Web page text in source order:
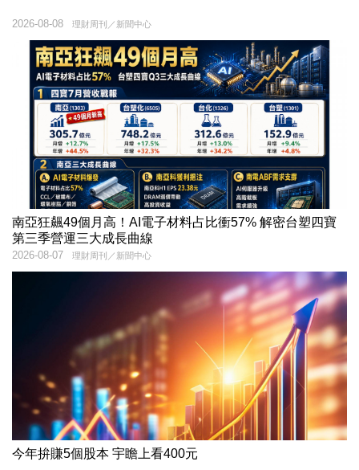
理財周刊／新聞中心
2026-08-08
南亞狂飆49個月高！AI電子材料占比衝57% 解密台塑四寶
第三季營運三大成長曲線
理財周刊／新聞中心
2026-08-07
今年拚賺5個股本 宇瞻上看400元